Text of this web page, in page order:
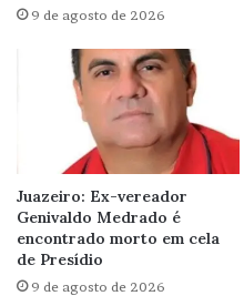
9 de agosto de 2026
Juazeiro: Ex-vereador
Genivaldo Medrado é
encontrado morto em cela
de Presídio
9 de agosto de 2026